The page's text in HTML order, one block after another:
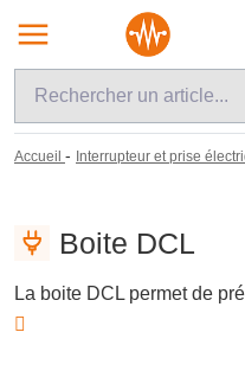
Accueil - Interrupteur et prise
Boite DCL